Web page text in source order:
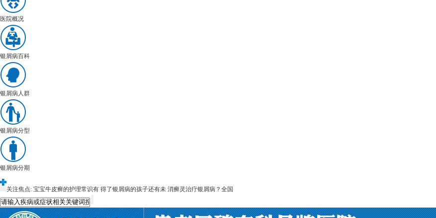
医院概况
银屑病百科
银屑病人群
银屑病分型
银屑病分期
关注焦点: 宝宝牛皮癣的护理常识有 得了银屑病的孩子还有未 消癣灵治疗银屑病？全国